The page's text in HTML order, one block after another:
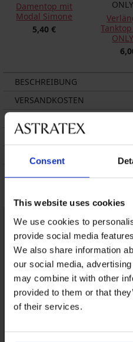
Consent
This website uses cookies
We use cookies to
provide social media
We also share information
our social media,
may combine it with other
provided to them or that
of their services.
Damentop mit
Modal Simone
5,40 €
BESCHREIBUNG
VERSANDKOSTEN
WASCHTIPPS
ÜBER DIE MARKE